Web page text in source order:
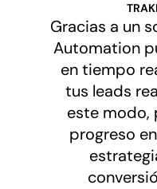
Gracias a un
Automation
en tiempo
tus leads
este modo,
progreso